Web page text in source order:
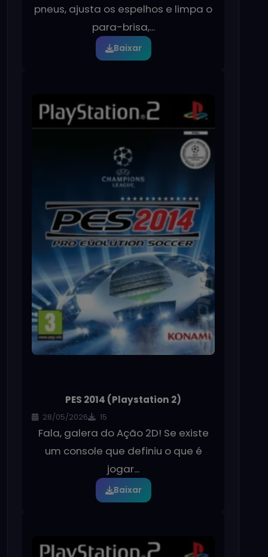
pneus, ajusta os espelhos e limpa o
para-brisa,...
Baixar
PES 2014 (Playstation 2)
28/05/2026 15
Fala, galera do Ação 2D! Se existe
um console que definiu o que é
jogar...
Baixar